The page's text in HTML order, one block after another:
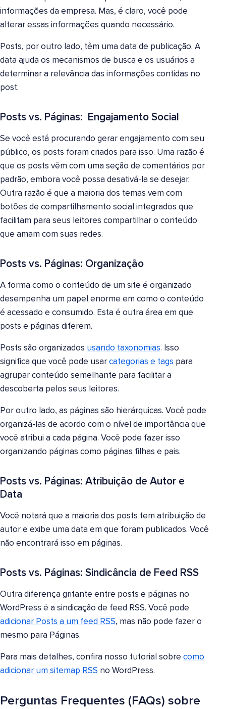
informações da empresa. Mas, é claro, você pode
alterar essas informações quando necessário.
Posts, por outro lado, têm uma data de publicação. A
data ajuda os mecanismos de busca e os usuários a
determinar a relevância das informações contidas no
post.
Posts vs. Páginas: Engajamento Social
Se você está procurando gerar engajamento com seu
público, os posts foram criados para isso. Uma razão é
que os posts vêm com uma seção de comentários por
padrão, embora você possa desativá-la se desejar.
Outra razão é que a maioria dos temas vem com
botões de compartilhamento social integrados que
facilitam para seus leitores compartilhar o conteúdo
que amam com suas redes.
Posts vs. Páginas: Organização
A forma como o conteúdo de um site é organizado
desempenha um papel enorme em como o conteúdo
é acessado e consumido. Esta é outra área em que
posts e páginas diferem.
Posts são organizados usando taxonomias. Isso
significa que você pode usar categorias e tags para
agrupar conteúdo semelhante para facilitar a
descoberta pelos seus leitores.
Por outro lado, as páginas são hierárquicas. Você pode
organizá-las de acordo com o nível de importância que
você atribui a cada página. Você pode fazer isso
organizando páginas como páginas filhas e pais.
Posts vs. Páginas: Atribuição de Autor e
Data
Você notará que a maioria dos posts tem atribuição de
autor e exibe uma data em que foram publicados. Você
não encontrará isso em páginas.
Posts vs. Páginas: Sindicância de Feed RSS
Outra diferença gritante entre posts e páginas no
WordPress é a sindicação de feed RSS. Você pode
adicionar Posts a um feed RSS, mas não pode fazer o
mesmo para Páginas.
Para mais detalhes, confira nosso tutorial sobre como
adicionar um sitemap RSS no WordPress.
Perguntas Frequentes (FAQs) sobre